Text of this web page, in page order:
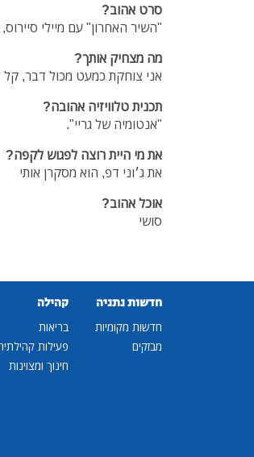
סרט אהוב?
"השיר האחרון" עם מיילי
מה מצחיק אותך?
אני צוחקת כמעט מכול דבר, קל
תכנית טלוויזיה אהובה?
"אנטומיה של גריי".
את מי היית רוצה לפגוש לקפה?
את ג׳וני דפ, הוא מסקרן אותי
אוכל אהוב?
סושי
חדשות נתניה
חדשות מקומיות
מבזקים
קהילה
בריאות
פעילות
חינוך ומצוינות